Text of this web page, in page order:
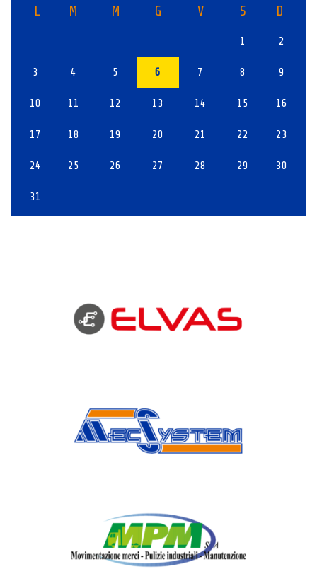
L M M G V S D
1 2
3 4 5 6 7 8 9
10 11 12 13 14 15 16
17 18 19 20 21 22 23
24 25 26 27 28 29 30
31